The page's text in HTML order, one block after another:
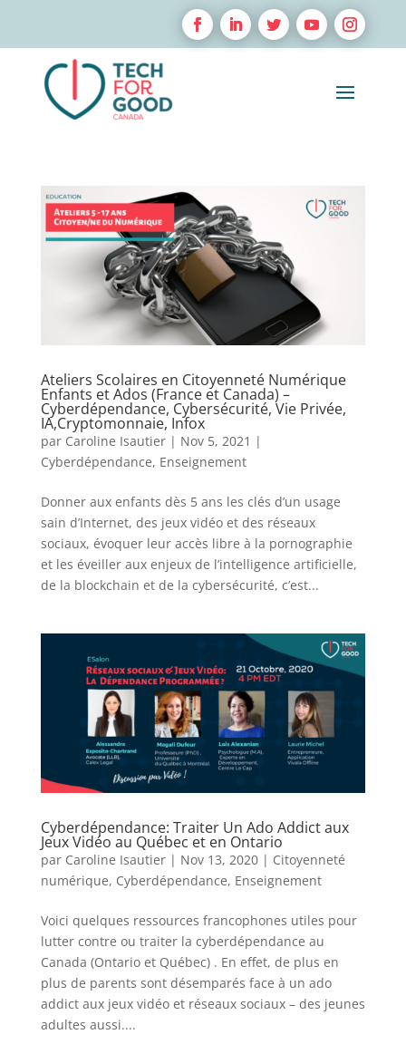
Ateliers Scolaires en Citoyenneté Numérique
Enfants et Ados (France et Canada) –
Cyberdépendance, Cybersécurité, Vie Privée,
IA,Cryptomonnaie, Infox
par Caroline Isautier| Nov 5, 2021 |
Cyberdépendance, Enseignement
Donner aux enfants dès 5 ans les clés d’un usage
sain d’Internet, des jeux vidéo et des réseaux
sociaux, évoquer leur accès libre à la pornographie
et les éveiller aux enjeux de l’intelligence artificielle,
de la blockchain et de la cybersécurité, c’est...
Cyberdépendance: Traiter Un Ado Addict aux
Jeux Vidéo au Québec et en Ontario
par Caroline Isautier| Nov 13, 2020| Citoyenneté
numérique, Cyberdépendance, Enseignement
Voici quelques ressources francophones utiles pour
lutter contre ou traiter la cyberdépendance au
Canada (Ontario et Québec) . En effet, de plus en
plus de parents sont désemparés face à un ado
addict aux jeux vidéo et réseaux sociaux – des jeunes
adultes aussi....